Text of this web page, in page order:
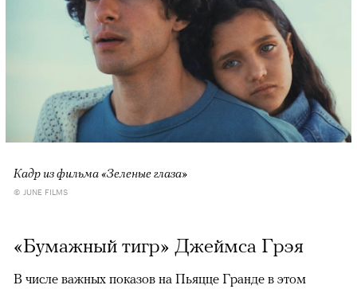
Кадр из фильма «Зеленые глаза»
© JUNE FILMS
«Бумажный тигр» Джеймса Грэя
В числе важных показов на Пьяцце Гранде в этом